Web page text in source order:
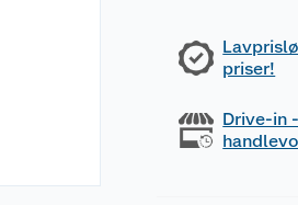
priser!
Drive-in